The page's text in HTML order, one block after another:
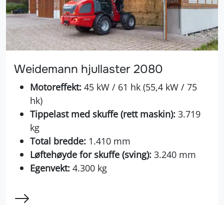
Weidemann hjullaster 2080
Motoreffekt: 45 kW / 61 hk (55,4 kW / 75
hk)
Tippelast med skuffe (rett maskin): 3.719
kg
Total bredde: 1.410 mm
Løftehøyde for skuffe (sving): 3.240 mm
Egenvekt: 4.300 kg